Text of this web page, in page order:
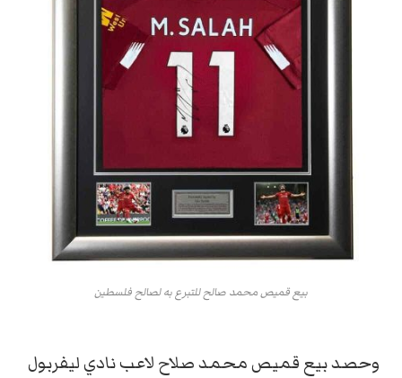
بيع قميص محمد صالح للتبرع به لصالح فلسطين
وحصد بيع قميص محمد صلاح لاعب نادي ليفربول